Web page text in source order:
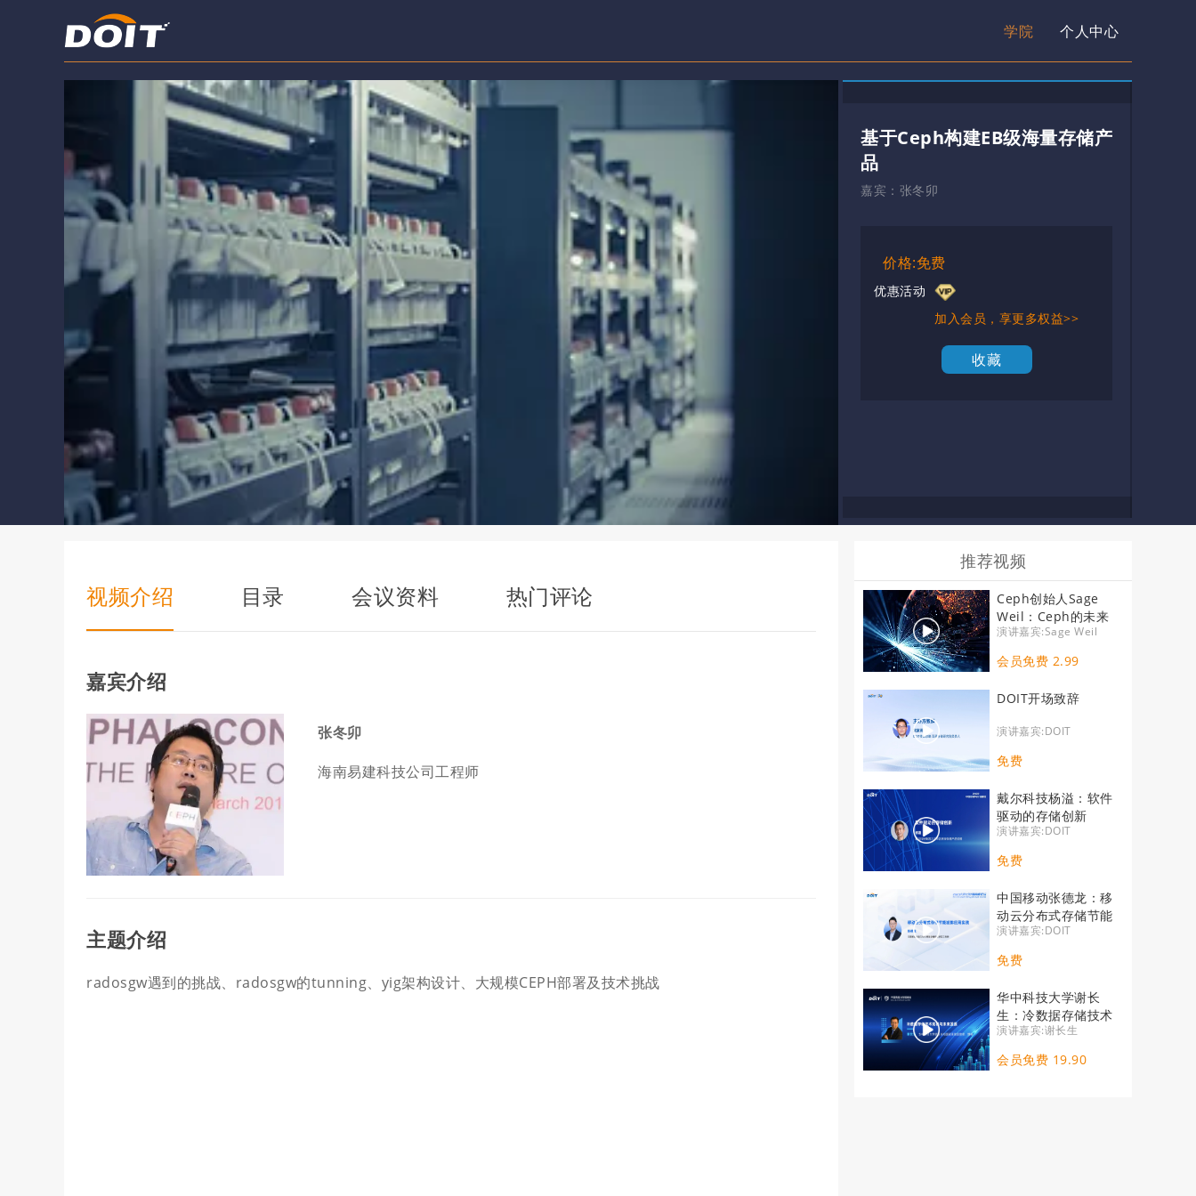
学院 个人中心
基于Ceph构建EB级海量存储产
品
嘉宾： 张冬卯
价格:免费
优惠活动
加入会员，享更多权益>>
收藏
视频介绍 目录 会议资料 热门评论
嘉宾介绍
张冬卯
海南易建科技公司工程师
主题介绍
radosgw遇到的挑战、radosgw的tunning、yig架构设计、大规模CEPH部署及技术挑战
推荐视频
Ceph创始人Sage
Weil：Ceph的未来
演讲嘉宾:Sage Weil
会员免费 2.99
DOIT开场致辞
演讲嘉宾:DOIT
免费
戴尔科技杨溢：软件
驱动的存储创新
演讲嘉宾:DOIT
免费
中国移动张德龙：移
动云分布式存储节能
减排应用实践
演讲嘉宾:DOIT
免费
华中科技大学谢长
生：冷数据存储技术
现状与未来发展
演讲嘉宾:谢长生
会员免费 19.90